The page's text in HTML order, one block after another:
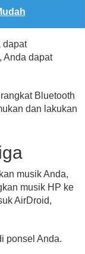
dapat
Anda dapat
Bluetooth
dan lakukan
musik Anda,
musik HP ke
AirDroid,
ponsel Anda.